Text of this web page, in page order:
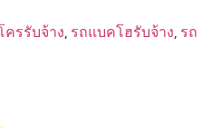
รรับจ้าง, รถแบคโฮรับจ้าง, รถ